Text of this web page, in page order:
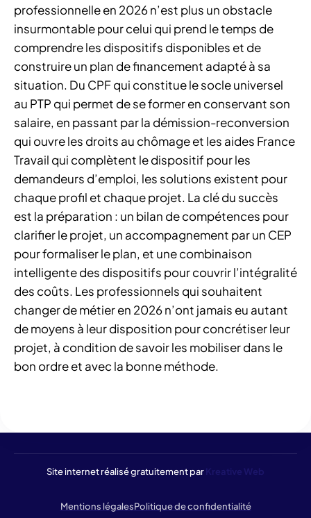
professionnelle en 2026 n’est plus un obstacle
insurmontable pour celui qui prend le temps de
comprendre les dispositifs disponibles et de
construire un plan de financement adapté à sa
situation. Du CPF qui constitue le socle universel
au PTP qui permet de se former en conservant son
salaire, en passant par la démission-reconversion
qui ouvre les droits au chômage et les aides France
Travail qui complètent le dispositif pour les
demandeurs d’emploi, les solutions existent pour
chaque profil et chaque projet. La clé du succès
est la préparation : un bilan de compétences pour
clarifier le projet, un accompagnement par un CEP
pour formaliser le plan, et une combinaison
intelligente des dispositifs pour couvrir l’intégralité
des coûts. Les professionnels qui souhaitent
changer de métier en 2026 n’ont jamais eu autant
de moyens à leur disposition pour concrétiser leur
projet, à condition de savoir les mobiliser dans le
bon ordre et avec la bonne méthode.
Site internet réalisé gratuitement parKreative Web
Mentions légalesPolitique de confidentialité